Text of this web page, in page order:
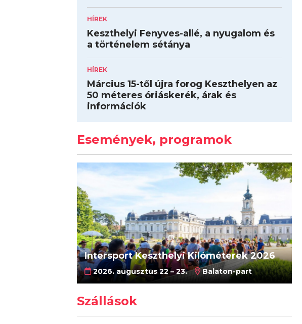
HÍREK
Keszthelyi Fenyves-allé, a nyugalom és
a történelem sétánya
HÍREK
Március 15-től újra forog Keszthelyen az
50 méteres óriáskerék, árak és
információk
Események, programok
Intersport Keszthelyi Kilóméterek 2026
2026. augusztus 22 – 23. Balaton-part
Szállások